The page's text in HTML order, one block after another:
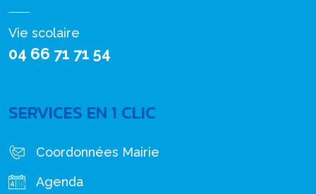
Vie scolaire
04 66 71 71 54
SERVICES EN 1 CLIC
Coordonnées Mairie
Agenda